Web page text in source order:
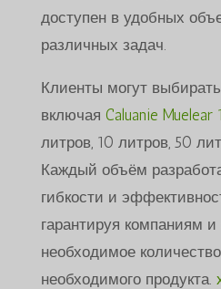
доступен в удобных
различных задач.
Клиенты могут
включая Caluanie Muelear
литров, 10 литров, 50
Каждый объём
гибкости и
гарантируя компаниям
необходимое
необходимого продукта.